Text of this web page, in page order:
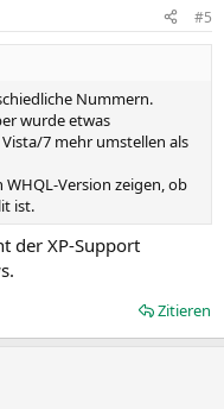
#5
Nummern.
wurde etwas
7 mehr umstellen als
Version zeigen, ob
ist.
der XP-Support
Zitieren